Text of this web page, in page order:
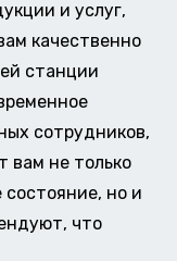
и услуг,
качественно
станции
сотрудников,
вам не только
состояние, но и
что